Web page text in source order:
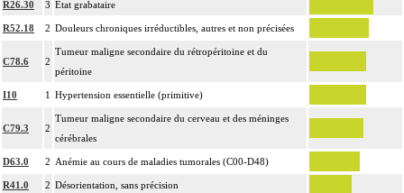
R26.30 3 État grabataire
R52.18 2 Douleurs chroniques irréductibles, autres et non précisées
C78.6 2
Tumeur maligne secondaire du rétropéritoine et du
péritoine
I10 1 Hypertension essentielle (primitive)
C79.3 2
Tumeur maligne secondaire du cerveau et des méninges
cérébrales
D63.0 2 Anémie au cours de maladies tumorales (C00-D48)
R41.0 2 Désorientation, sans précision